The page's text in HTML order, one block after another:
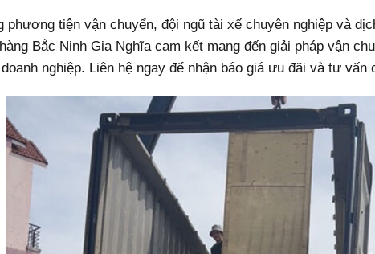
phương tiện vận chuyển, đội ngũ tài xế chuyên nghiệp và
Bắc Ninh Gia Nghĩa cam kết mang đến giải pháp vận
nghiệp. Liên hệ ngay để nhận báo giá ưu đãi và tư vấn